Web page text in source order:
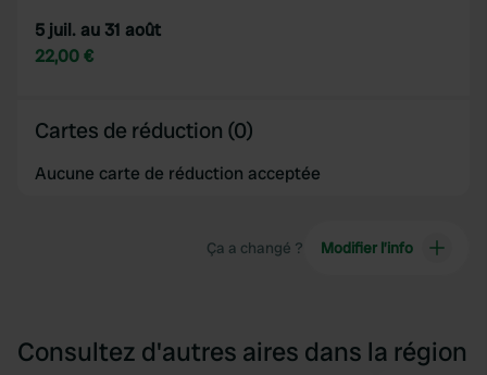
5 juil. au 31 août
22,00 €
Cartes de réduction (0)
Aucune carte de réduction acceptée
Ça a changé ? Modifier l’info
Consultez d'autres aires dans la région